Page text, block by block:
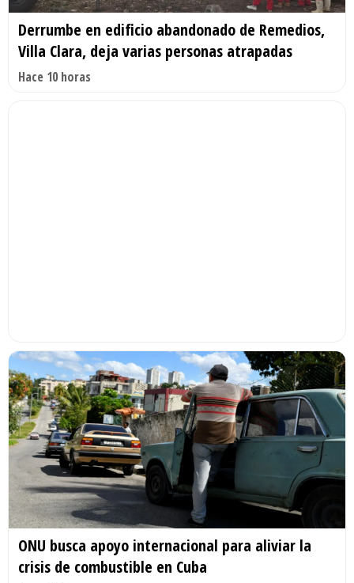
Derrumbe en edificio abandonado de Remedios,
Villa Clara, deja varias personas atrapadas
Hace 10 horas
ONU busca apoyo internacional para aliviar la
crisis de combustible en Cuba